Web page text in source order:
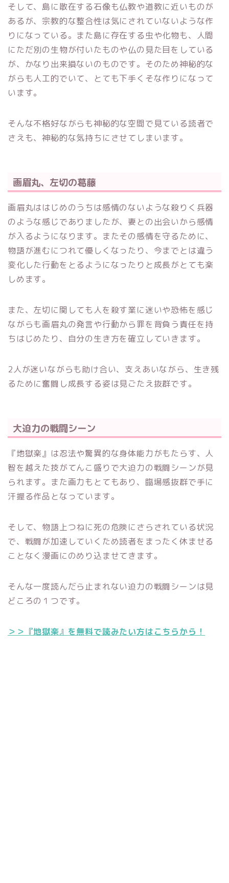
そして、島に散在する石像も仏教や道教に近いものが
あるが、宗教的な整合性は気にされていないような作
りになっている。また島に存在する虫や化物も、人間
にただ別の生物が付いたものや仏の見た目をしている
が、かなり出来損ないのものです。そのため神秘的な
がらも人工的でいて、とても下手くそな作りになって
います。
そんな不格好ながらも神秘的な空間で見ている読者で
さえも、神秘的な気持ちにさせてしまいます。
画眉丸、左切の葛藤
画眉丸ははじめのうちは感情のないような殺りく兵器
のような感じでありましたが、妻との出会いから感情
が入るようになります。またその感情を守るために、
物語が進むにつれて優しくなったり、今までとは違う
変化した行動をとるようになったりと成長がとても楽
しめます。
また、左切に関しても人を殺す業に迷いや恐怖を感じ
ながらも画眉丸の発言や行動から罪を背負う責任を持
ちはじめたり、自分の生き方を確立していきます。
2人が迷いながらも助け合い、支えあいながら、生き残
るために奮闘し成長する姿は見ごたえ抜群です。
大迫力の戦闘シーン
『地獄楽』は忍法や驚異的な身体能力がもたらす、人
智を越えた技がてんこ盛りで大迫力の戦闘シーンが見
られます。また画力もとてもあり、臨場感抜群で手に
汗握る作品となっています。
そして、物語上つねに死の危険にさらされている状況
で、戦闘が加速していくため読者をまったく休ませる
ことなく漫画にのめり込ませてきます。
そんな一度読んだら止まれない迫力の戦闘シーンは見
どころの１つです。
＞＞『地獄楽』を無料で読みたい方はこちらから！